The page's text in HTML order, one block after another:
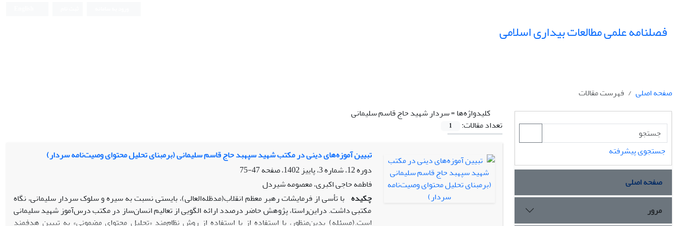
فصلنامه علمی مطالعات بیداری اسلامی
صفحه اصلی
فهرست مقالات
کلیدواژه‌ها =سردار شهید حاج قاسم سلیمانی
تعداد مقالات:
1
تبیین آموزه‌های دینی در مکتب شهید سپهبد حاج قاسم سلیمانی (برمبنای تحلیل محتوای وصیت‌نامه سردار)
دوره 12، شماره 3، پاییز 1402، صفحه
47-75
فاطمه حاجی اکبری، معصومه شیردل
چکیده با تأسی از فرمایشات رهبر معظم انقلاب(مدظله‌العالی)، بایستی نسبت به سیره‌ و سلوک سردار سلیمانی، نگاه
مکتبی داشت. دراین‌راستا، پژوهش حاضر درصدد ارائه الگویی از تعالیم انسان‌ساز در مکتب درس‌آموز شهید سلیمانی
است.(مسئله) بدین‌منظور، با استفاده از با استفاده از روش نظام‌مند «تحلیل محتوای مضمونی» به تبیین هدفمند
جستجوی پیشرفته
صفحه اصلی
مرور